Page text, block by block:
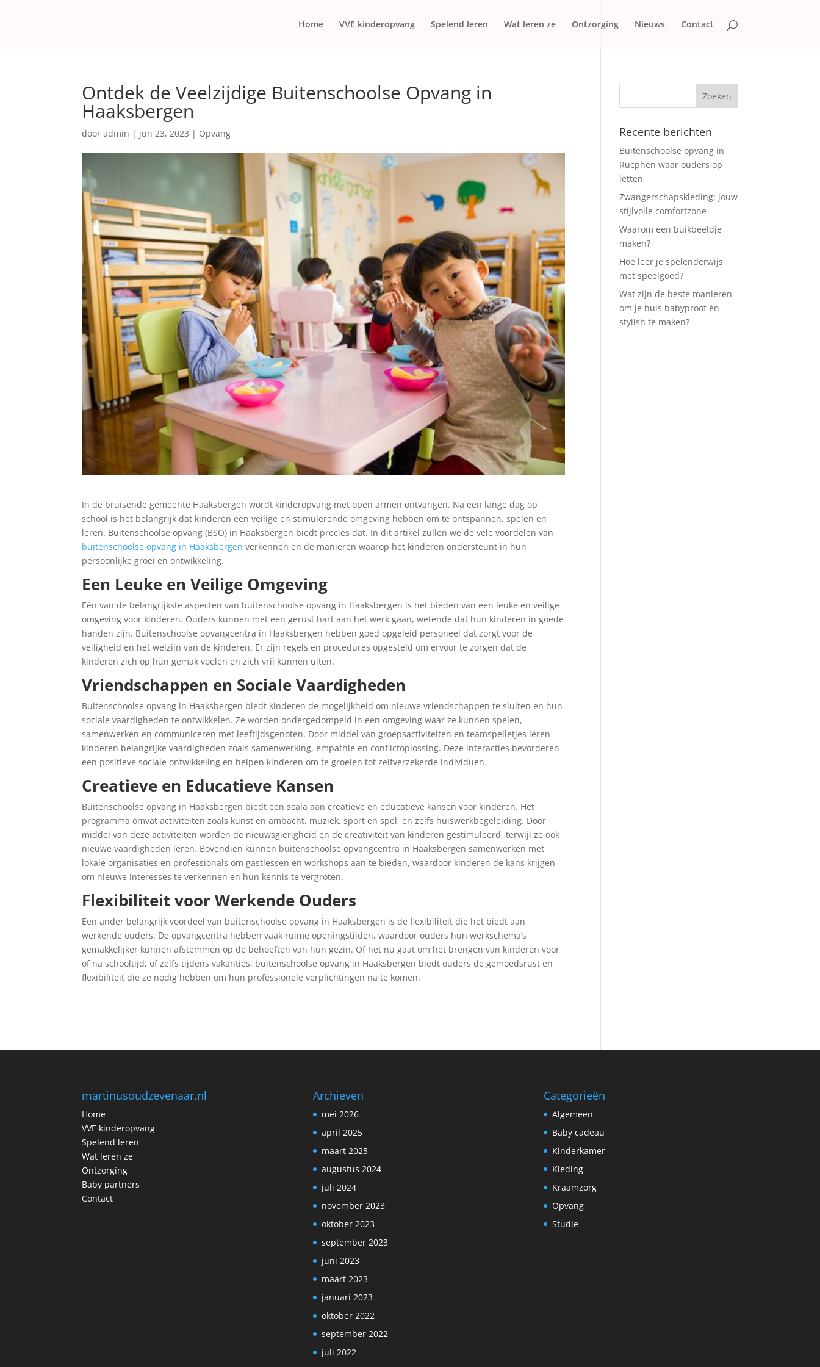
Home VVE kinderopvang Spelend leren Wat leren ze Ontzorging Nieuws Contact
Ontdek de Veelzijdige Buitenschoolse Opvang in
Haaksbergen
dooradmin | jun 23, 2023 | Opvang
In de bruisende gemeente Haaksbergen wordt kinderopvang met open armen ontvangen. Na een lange dag op
school is het belangrijk dat kinderen een veilige en stimulerende omgeving hebben om te ontspannen, spelen en
leren. Buitenschoolse opvang (BSO) in Haaksbergen biedt precies dat. In dit artikel zullen we de vele voordelen van
buitenschoolse opvang in Haaksbergen verkennen en de manieren waarop het kinderen ondersteunt in hun
persoonlijke groei en ontwikkeling.
Een Leuke en Veilige Omgeving
Eén van de belangrijkste aspecten van buitenschoolse opvang in Haaksbergen is het bieden van een leuke en veilige
omgeving voor kinderen. Ouders kunnen met een gerust hart aan het werk gaan, wetende dat hun kinderen in goede
handen zijn. Buitenschoolse opvangcentra in Haaksbergen hebben goed opgeleid personeel dat zorgt voor de
veiligheid en het welzijn van de kinderen. Er zijn regels en procedures opgesteld om ervoor te zorgen dat de
kinderen zich op hun gemak voelen en zich vrij kunnen uiten.
Vriendschappen en Sociale Vaardigheden
Buitenschoolse opvang in Haaksbergen biedt kinderen de mogelijkheid om nieuwe vriendschappen te sluiten en hun
sociale vaardigheden te ontwikkelen. Ze worden ondergedompeld in een omgeving waar ze kunnen spelen,
samenwerken en communiceren met leeftijdsgenoten. Door middel van groepsactiviteiten en teamspelletjes leren
kinderen belangrijke vaardigheden zoals samenwerking, empathie en conflictoplossing. Deze interacties bevorderen
een positieve sociale ontwikkeling en helpen kinderen om te groeien tot zelfverzekerde individuen.
Creatieve en Educatieve Kansen
Buitenschoolse opvang in Haaksbergen biedt een scala aan creatieve en educatieve kansen voor kinderen. Het
programma omvat activiteiten zoals kunst en ambacht, muziek, sport en spel, en zelfs huiswerkbegeleiding. Door
middel van deze activiteiten worden de nieuwsgierigheid en de creativiteit van kinderen gestimuleerd, terwijl ze ook
nieuwe vaardigheden leren. Bovendien kunnen buitenschoolse opvangcentra in Haaksbergen samenwerken met
lokale organisaties en professionals om gastlessen en workshops aan te bieden, waardoor kinderen de kans krijgen
om nieuwe interesses te verkennen en hun kennis te vergroten.
Flexibiliteit voor Werkende Ouders
Een ander belangrijk voordeel van buitenschoolse opvang in Haaksbergen is de flexibiliteit die het biedt aan
werkende ouders. De opvangcentra hebben vaak ruime openingstijden, waardoor ouders hun werkschema’s
gemakkelijker kunnen afstemmen op de behoeften van hun gezin. Of het nu gaat om het brengen van kinderen voor
of na schooltijd, of zelfs tijdens vakanties, buitenschoolse opvang in Haaksbergen biedt ouders de gemoedsrust en
flexibiliteit die ze nodig hebben om hun professionele verplichtingen na te komen.
Recente berichten
Buitenschoolse opvang in
Rucphen waar ouders op
letten
Zwangerschapskleding: jouw
stijlvolle comfortzone
Waarom een buikbeeldje
maken?
Hoe leer je spelenderwijs
met speelgoed?
Wat zijn de beste manieren
om je huis babyproof én
stylish te maken?
martinusoudzevenaar.nl
Home
VVE kinderopvang
Spelend leren
Wat leren ze
Ontzorging
Baby partners
Contact
Archieven
mei 2026
april 2025
maart 2025
augustus 2024
juli 2024
november 2023
oktober 2023
september 2023
juni 2023
maart 2023
januari 2023
oktober 2022
september 2022
juli 2022
Categorieën
Algemeen
Baby cadeau
Kinderkamer
Kleding
Kraamzorg
Opvang
Studie